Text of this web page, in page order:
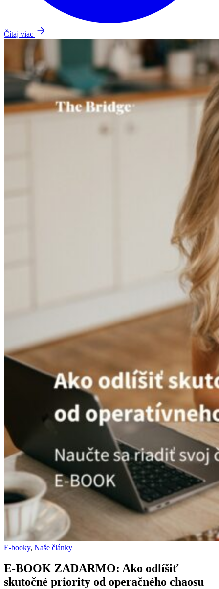
Čítaj viac
E-booky, Naše články
E-BOOK ZADARMO: Ako odlíšiť
skutočné priority od operačného chaosu